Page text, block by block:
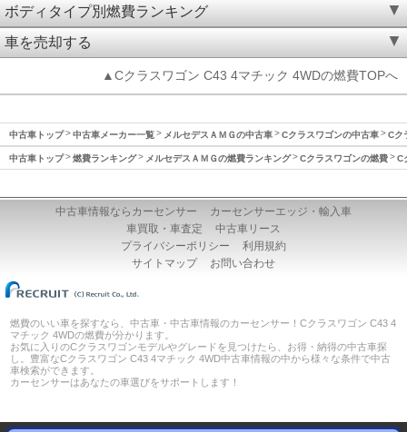
ボディタイプ別燃費ランキング
車を売却する
▲Cクラスワゴン C43 4マチック 4WDの燃費TOPへ
中古車トップ 中古車メーカー一覧 メルセデスＡＭＧの中古車 Cクラスワゴンの中古車 Cク
中古車トップ 燃費ランキング メルセデスＡＭＧの燃費ランキング Cクラスワゴンの燃費 C
中古車情報ならカーセンサー
カーセンサーエッジ・輸入車
車買取・車査定
中古車リース
プライバシーポリシー
利用規約
サイトマップ
お問い合わせ
燃費のいい車を探すなら、中古車・中古車情報のカーセンサー！Cクラスワゴン C43 4
マチック 4WDの燃費が分かります。
お気に入りのCクラスワゴンモデルやグレードを見つけたら、お得・納得の中古車探
し。豊富なCクラスワゴン C43 4マチック 4WD中古車情報の中から様々な条件で中古
車検索ができます。
カーセンサーはあなたの車選びをサポートします！